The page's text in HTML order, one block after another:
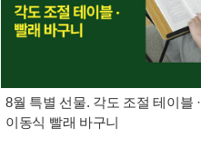
8월 특별 선물. 각도 조절 테이블 ·
이동식 빨래 바구니